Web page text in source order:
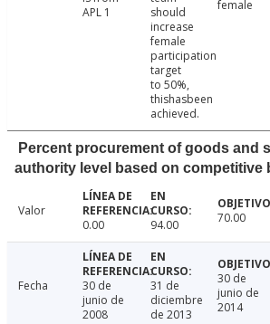
APL 1
should
increase
female
participation
target
to 50%,
thishasbeen
achieved.
female
Percent procurement of goods and
authority level based on competitive
Valor
0.00
94.00 70.00
Fecha
30 de
junio de
2008
31 de
diciembre
de 2013
30 de
junio de
2014